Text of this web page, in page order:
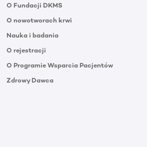
O Fundacji DKMS
O nowotworach krwi
Nauka i badania
O rejestracji
O Programie Wsparcia Pacjentów
Zdrowy Dawca